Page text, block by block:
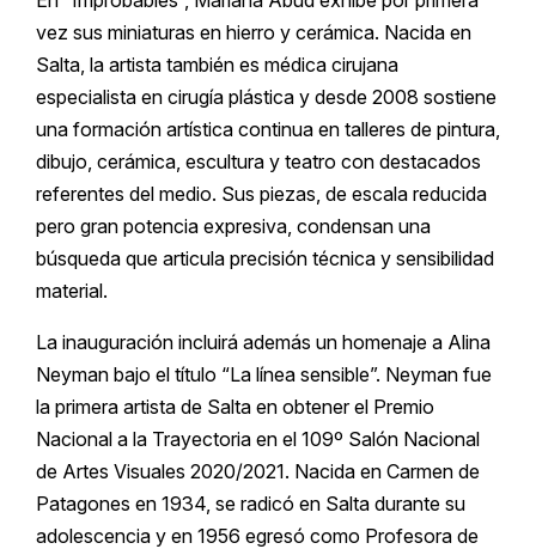
vez sus miniaturas en hierro y cerámica. Nacida en
Salta, la artista también es médica cirujana
especialista en cirugía plástica y desde 2008 sostiene
una formación artística continua en talleres de pintura,
dibujo, cerámica, escultura y teatro con destacados
referentes del medio. Sus piezas, de escala reducida
pero gran potencia expresiva, condensan una
búsqueda que articula precisión técnica y sensibilidad
material.
La inauguración incluirá además un homenaje a Alina
Neyman bajo el título “La línea sensible”. Neyman fue
la primera artista de Salta en obtener el Premio
Nacional a la Trayectoria en el 109º Salón Nacional
de Artes Visuales 2020/2021. Nacida en Carmen de
Patagones en 1934, se radicó en Salta durante su
adolescencia y en 1956 egresó como Profesora de